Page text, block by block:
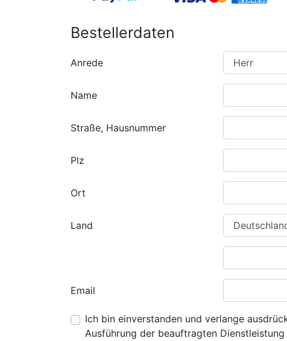
Bestellerdaten
Anrede
Name
Straße, Hausnummer
Plz
Ort
Land
Email
Ich bin einverstanden und verlange
Ausführung der beauftragten